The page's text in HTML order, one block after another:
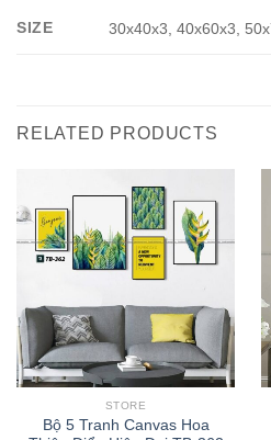
SIZE 30x40x3, 40x60x3,
RELATED PRODUCTS
STORE
Bộ 5 Tranh Canvas Hoa